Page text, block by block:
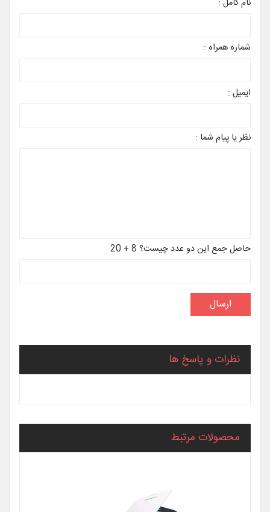
شماره همراه :
ایمیل :
نظر یا پیام شما :
حاصل جمع این دو عدد چیست؟ 8 + 20
نظرات و پاسخ ها
محصولات مرتبط